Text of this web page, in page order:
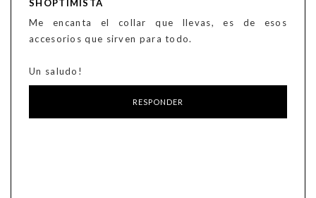
SHOPTIMISTA
Me encanta el collar que llevas, es de esos
accesorios que sirven para todo.
Un saludo!
RESPONDER